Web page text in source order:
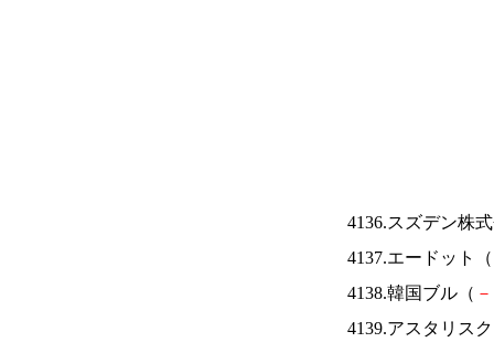
4136.スズデン株
4137.エードット（
4138.韓国ブル（ －
4139.アスタリス